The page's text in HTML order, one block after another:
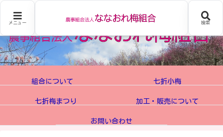
組合について 七折小梅
七折梅まつり 加工・販売について
お問い合わせ
メニュー 検索